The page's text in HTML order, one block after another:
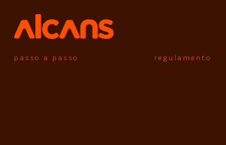
passo a passo regulamento